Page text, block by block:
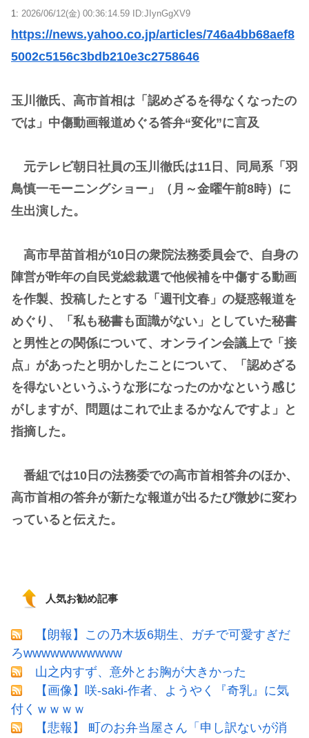
1: 2026/06/12(金) 00:36:14.59 ID:JIynGgXV9
https://news.yahoo.co.jp/articles/746a4bb68aef8
5002c5156c3bdb210e3c2758646
玉川徹氏、高市首相は「認めざるを得なくなったの
では」中傷動画報道めぐる答弁“変化”に言及
元テレビ朝日社員の玉川徹氏は11日、同局系「羽
鳥慎一モーニングショー」（月～金曜午前8時）に
生出演した。
高市早苗首相が10日の衆院法務委員会で、自身の
陣営が昨年の自民党総裁選で他候補を中傷する動画
を作製、投稿したとする「週刊文春」の疑惑報道を
めぐり、「私も秘書も面識がない」としていた秘書
と男性との関係について、オンライン会議上で「接
点」があったと明かしたことについて、「認めざる
を得ないというふうな形になったのかなという感じ
がしますが、問題はこれで止まるかなんですよ」と
指摘した。
番組では10日の法務委での高市首相答弁のほか、
高市首相の答弁が新たな報道が出るたび微妙に変わ
っていると伝えた。
人気お勧め記事
【朗報】この乃木坂6期生、ガチで可愛すぎだ
ろwwwwwwwwwww
山之内すず、意外とお胸が大きかった
【画像】咲-saki-作者、ようやく『奇乳』に気
付くｗｗｗｗ
【悲報】 町のお弁当屋さん「申し訳ないが消